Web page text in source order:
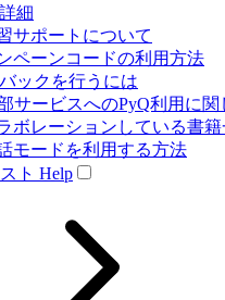
細
サポートについて
ペーンコードの利用方法
ックを行うには
サービスへのPyQ利用に関
ボレーションしている書籍
モードを利用する方法
ト Help